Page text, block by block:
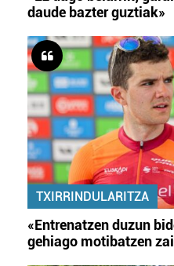
daude bazter guztiak»
TXIRRINDULARITZA
«Entrenatzen duzun
gehiago motibatzen